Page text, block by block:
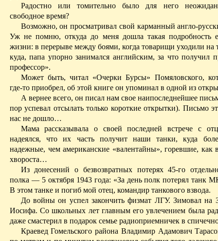
Радостно или томительно было для него
свободное время?
Возможно, он просматривал свой карманный англо-
Уж не помню, откуда до меня дошла такая подробность
жизни: в перерыве между боями, когда товарищи уходили
куда, папа упорно занимался английским, за что получил
профессор».
Может быть, читал «Очерки Бурсы» Помяловского,
где-то приобрел, об этой книге он упоминал в одной из
А вернее всего, он писал нам свое наипоследнейшее
пор успевал отсылать только короткие открытки). Письмо
нас не дошло…
Мама рассказывала о своей последней встрече с
надеялся, что их часть получит наши танки, куда
надежные, чем американские «валентайны», горевшие, как
хвороста…
Из донесений о безвозвратных потерях 45-го
полка — 5 октября 1943 года: «За день полк потерял танк
В этом танке и погиб мой отец, командир танкового взвода.
До войны он успел закончить физмат ЛГУ. Зимовал на
Иосифа. Со школьных лет главным его увлечением была
даже смастерил в подарок семье радиоприемничек в
Краевед Гомельского района Владимир Адамович